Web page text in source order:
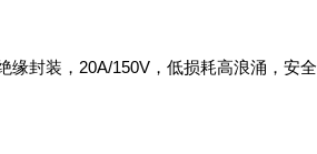
缘封装，20A/150V，低损耗高浪涌，安全